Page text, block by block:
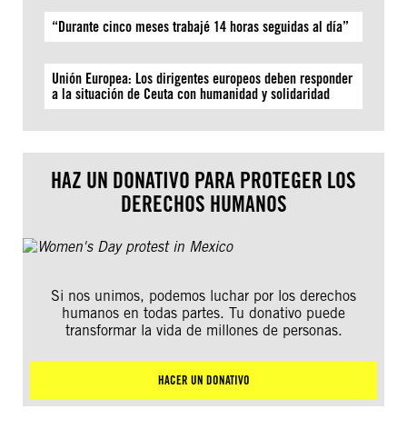
“Durante cinco meses trabajé 14 horas seguidas al día”
Unión Europea: Los dirigentes europeos deben responder
a la situación de Ceuta con humanidad y solidaridad
HAZ UN DONATIVO PARA PROTEGER LOS
DERECHOS HUMANOS
Si nos unimos, podemos luchar por los derechos
humanos en todas partes. Tu donativo puede
transformar la vida de millones de personas.
HACER UN DONATIVO